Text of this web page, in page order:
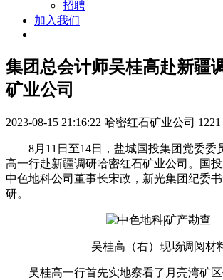
招聘
加入我们
集团总会计师吴桂高赴新疆
矿业公司
2023-08-15 21:16:22 哈密红石矿业公司 1221
8月11日至14日，盐城国投集团党委委
高一行赴新疆调研哈密红石矿业公司。国投
中色地科公司董事长宋政，新光集团纪委
研。
吴桂高（右）现场调阅材
吴桂高一行首先实地察看了月亮湾矿